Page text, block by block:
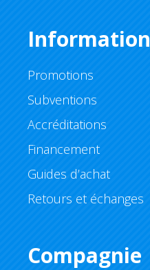
Information
Promotions
Subventions
Accréditations
Financement
Guides d’achat
Retours et échanges
Compagnie